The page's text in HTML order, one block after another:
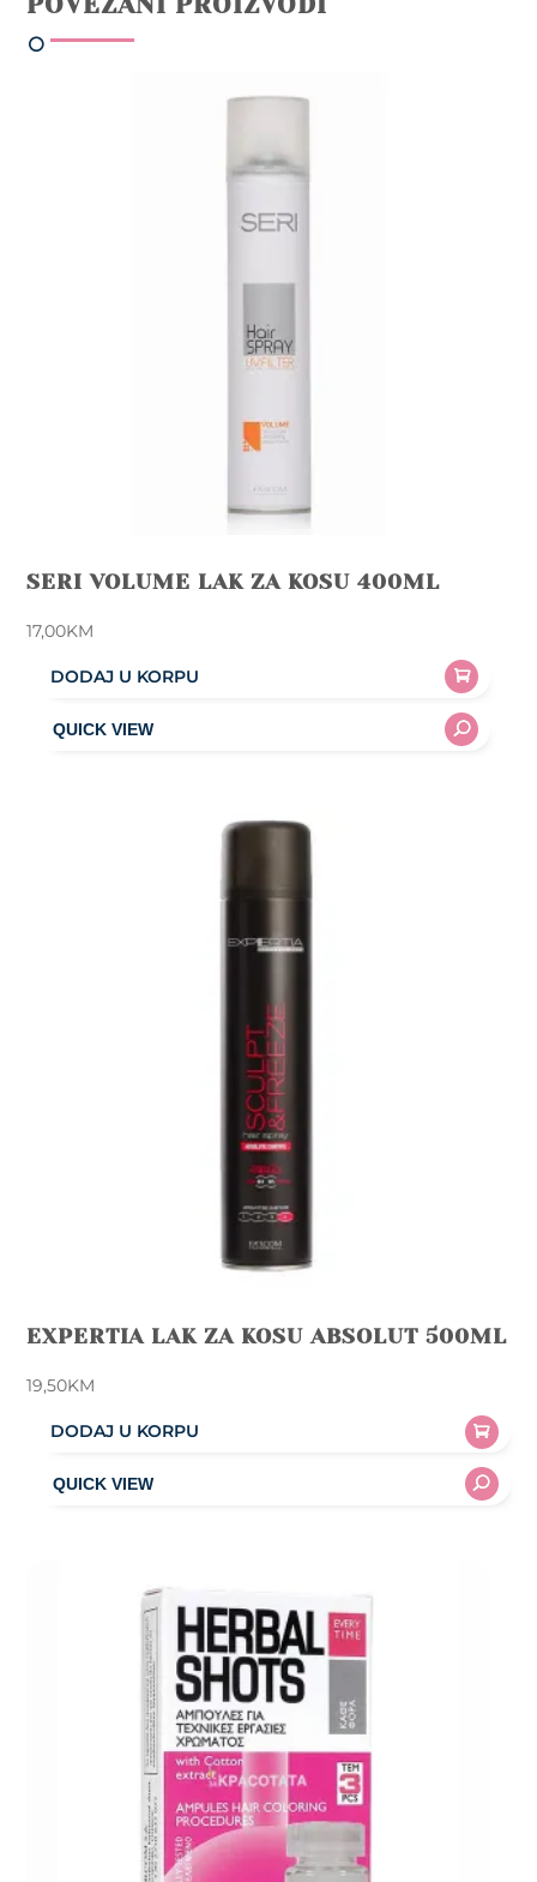
SERI VOLUME LAK ZA KOSU 400ML
17,00KM
DODAJ U KORPU
EXPERTIA LAK ZA KOSU ABSOLUT 500ML
19,50KM
DODAJ U KORPU